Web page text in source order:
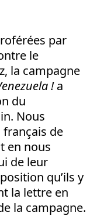
par
le
la campagne
!a
du
Nous
de
en nous
de leur
qu’ils y
la lettre en
la campagne.